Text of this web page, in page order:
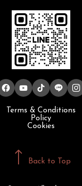
Terms & Conditions
Policy
Cookies
Back to Top